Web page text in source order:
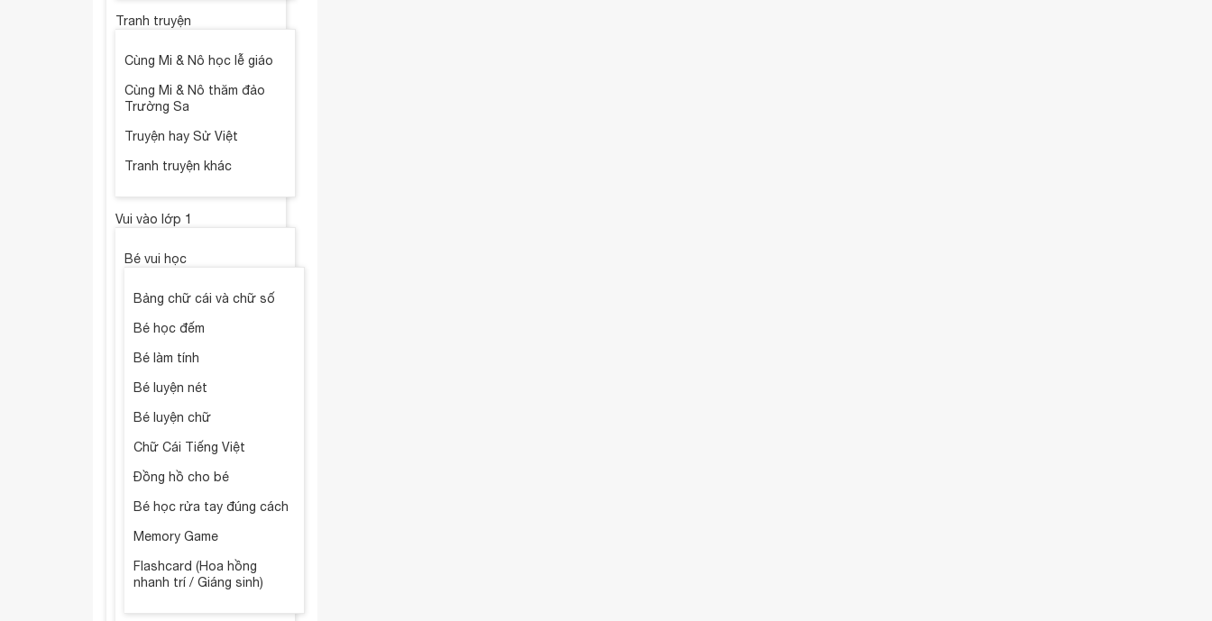
Tranh truyện
Cùng Mi & Nô học lễ giáo
Cùng Mi & Nô thăm đảo
Trường Sa
Truyện hay Sử Việt
Tranh truyện khác
Vui vào lớp 1
Bé vui học
Bảng chữ cái và chữ số
Bé học đếm
Bé làm tính
Bé luyện nét
Bé luyện chữ
Chữ Cái Tiếng Việt
Đồng hồ cho bé
Bé học rửa tay đúng cách
Memory Game
Flashcard (Hoa hồng
nhanh trí / Giáng sinh)